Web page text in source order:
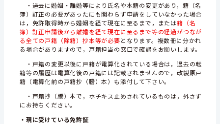
・過去に婚姻・離婚等により氏名や本籍の変更があり，籍（名
簿）訂正の必要があったにも関わらず申請をしていなかった場合
は，免許取得時から婚姻を経て現在に至るまで，または籍（名
簿）訂正申請後から離婚を経て現在に至るまで等の経過がつなが
る全ての戸籍（除籍）抄本等が必要となります。複数冊に分かれ
る場合がありますので，戸籍担当の窓口で確認をお願いします。
・戸籍の変更以後に戸籍が電算化されている場合は，過去の転
籍等の履歴は電算化後の戸籍には記載されませんので，改製原戸
籍（電算化前の戸籍抄（謄）本）も添付して下さい。
・戸籍抄（謄）本で，ホチキス止めされているものは，外さず
にお持ちください。
・ 現に受けている免許証